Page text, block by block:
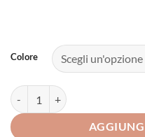
Colore
Molix Virago 2 quantità